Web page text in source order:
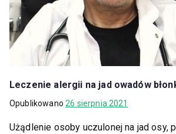
Leczenie alergii na jad owadów
Opublikowano26 sierpnia 2021
Użądlenie osoby uczulonej na jad osy,